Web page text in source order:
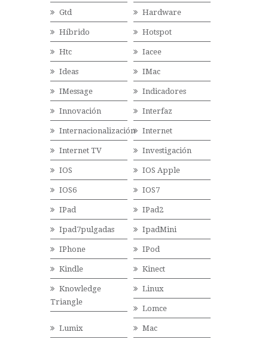
Gtd Hardware
Híbrido Hotspot
Htc Iacee
Ideas IMac
IMessage Indicadores
Innovación Interfaz
Internacionalización Internet
Internet TV Investigación
IOS IOS Apple
IOS6 IOS7
IPad IPad2
Ipad7pulgadas IpadMini
IPhone IPod
Kindle Kinect
Knowledge
Triangle
Linux
Lomce
Lumix Mac